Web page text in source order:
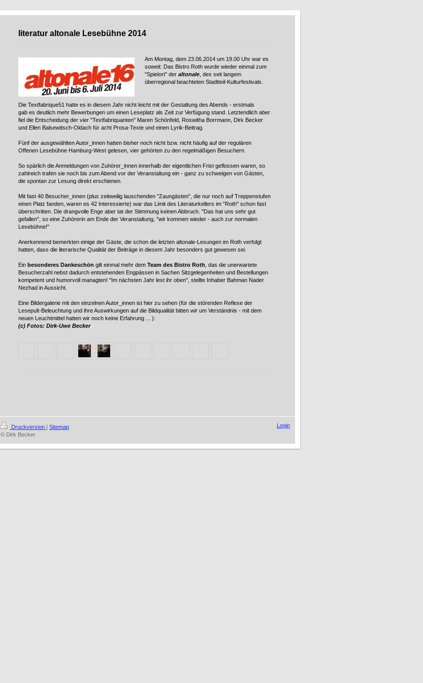
literatur altonale Lesebühne 2014
Am Montag, dem 23.06.2014 um 19.00 Uhr war es
soweit: Das Bistro Roth wurde wieder einmal zum
"Spielort" der altonale , des seit langem
überregional beachteten Stadtteil-Kulturfestivals.
Die Textfabrique51 hatte es in diesem Jahr nicht leicht mit der Gestaltung des Abends - erstmals
gab es deutlich mehr Bewerbungen um einen Leseplatz als Zeit zur Verfügung stand. Letztendlich aber
fiel die Entscheidung der vier "Textfabriquanten" Maren Schönfeld, Roswitha Borrmann, Dirk Becker
und Ellen Balsewitsch-Oldach für acht Prosa-Texte und einen Lyrik-Beitrag.
Fünf der ausgewählten Autor_innen hatten bisher noch nicht bzw. nicht häufig auf der regulären
Offenen Lesebühne Hamburg-West gelesen, vier gehörten zu den regelmäßigen Besuchern.
So spärlich die Anmeldungen von Zuhörer_innen innerhalb der eigentlichen Frist geflossen waren, so
zahlreich trafen sie noch bis zum Abend vor der Veranstaltung ein - ganz zu schweigen von Gästen,
die spontan zur Lesung direkt erschienen.
Mit fast 40 Besucher_innen (plus zeitweilig lauschenden "Zaungästen", die nur noch auf Treppenstufen
einen Platz fanden, waren es 42 Interessierte) war das Limit des Literaturkellers im "Roth" schon fast
überschritten. Die drangvolle Enge aber tat der Stimmung keinen Abbruch. "Das hat uns sehr gut
gefallen", so eine Zuhörerin am Ende der Veranstaltung, "wir kommen wieder - auch zur normalen
Lesebühne!"
Anerkennend bemerkten einige der Gäste, die schon die letzten altonale-Lesungen im Roth verfolgt
hatten, dass die literarische Qualität der Beiträge in diesem Jahr besonders gut gewesen sei.
Ein besonderes Dankeschön gilt einmal mehr dem Team des Bistro Roth , das die unerwartete
Besucherzahl nebst dadurch entstehenden Engpässen in Sachen Sitzgelegenheiten und Bestellungen
kompetent und humorvoll managten! "Im nächsten Jahr lest ihr oben", stellte Inhaber Bahman Nader
Nezhad in Aussicht.
Eine Bildergalerie mit den einzelnen Autor_innen ist hier zu sehen (für die störenden Reflexe der
Lesepult-Beleuchtung und ihre Auswirkungen auf die Bildqualität bitten wir um Verständnis - mit dem
neuen Leuchtmittel hatten wir noch keine Erfahrung ... ):
(c) Fotos: Dirk-Uwe Becker
Druckversion | Sitemap
© Dirk Becker
Login